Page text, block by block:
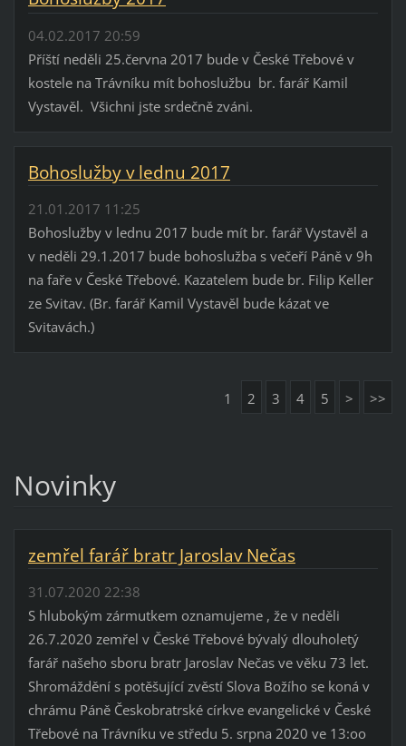
04.02.2017 20:59
Příští neděli 25.června 2017 bude v České Třebové v
kostele na Trávníku mít bohoslužbu br. farář Kamil
Vystavěl. Všichni jste srdečně zváni.
Bohoslužby v lednu 2017
21.01.2017 11:25
Bohoslužby v lednu 2017 bude mít br. farář Vystavěl a
v neděli 29.1.2017 bude bohoslužba s večeří Páně v 9h
na faře v České Třebové. Kazatelem bude br. Filip Keller
ze Svitav. (Br. farář Kamil Vystavěl bude kázat ve
Svitavách.)
1 2 3 4 5 > >>
Novinky
zemřel farář bratr Jaroslav Nečas
31.07.2020 22:38
S hlubokým zármutkem oznamujeme , že v neděli
26.7.2020 zemřel v České Třebové bývalý dlouholetý
farář našeho sboru bratr Jaroslav Nečas ve věku 73 let.
Shromáždění s potěšující zvěstí Slova Božího se koná v
chrámu Páně Českobratrské církve evangelické v České
Třebové na Trávníku ve středu 5. srpna 2020 ve 13:oo